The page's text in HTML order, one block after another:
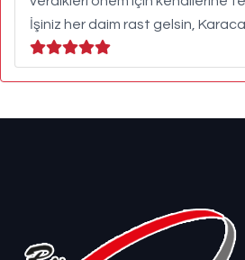
İşiniz her daim rast gelsin,